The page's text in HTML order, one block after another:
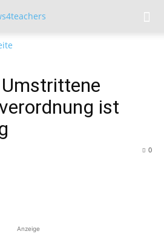
ist
0
Anzeige